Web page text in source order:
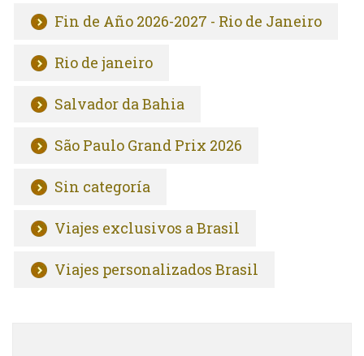
Fin de Año 2026-2027 - Rio de Janeiro
Rio de janeiro
Salvador da Bahia
São Paulo Grand Prix 2026
Sin categoría
Viajes exclusivos a Brasil
Viajes personalizados Brasil